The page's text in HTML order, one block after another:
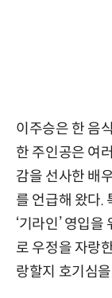
이주승은 한 음
한 주인공은 여
감을 선사한 배
를 언급해 왔다.
‘기라인’ 영입
로 우정을 자랑
랑할지 호기심